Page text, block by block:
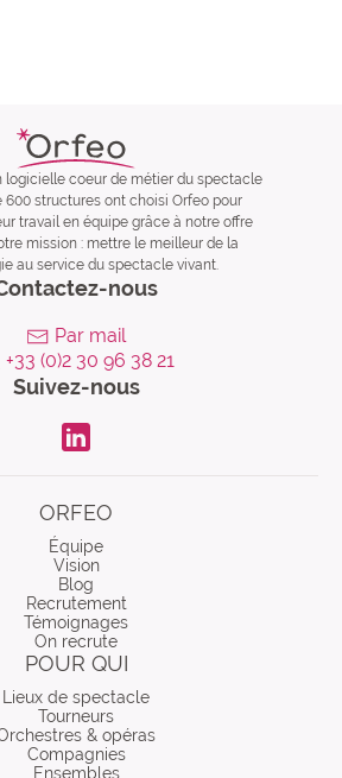
logicielle coeur de métier du spectacle
600 structures ont choisi Orfeo pour
travail en équipe grâce à notre offre
mission : mettre le meilleur de la
au service du spectacle vivant.
nous
Par mail
+33 (0)2 30 96 38 21
Suivez-nous
ORFEO
Équipe
Vision
Blog
Recrutement
Témoignages
On recrute
POUR QUI
Lieux de spectacle
Tourneurs
& opéras
Compagnies
Ensembles